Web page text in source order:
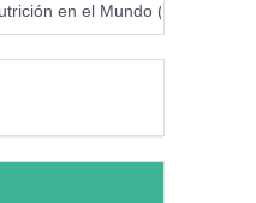
el Mundo (SOFI) 2025: